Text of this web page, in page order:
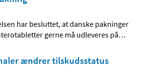
har besluttet, at danske pakninger
gerne må udleveres på…
ændrer tilskudsstatus